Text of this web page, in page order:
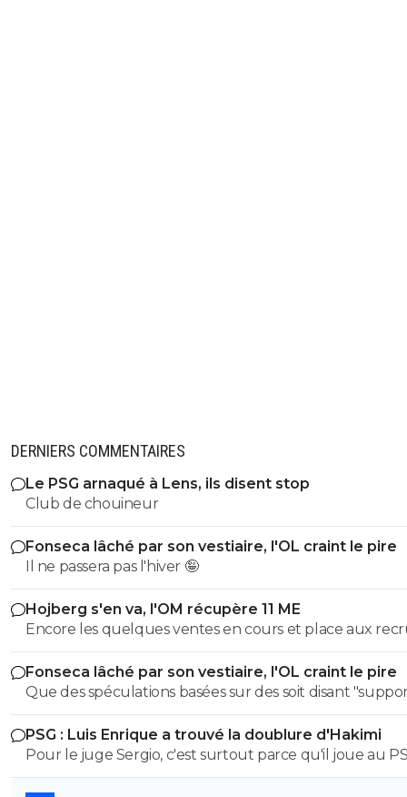
DERNIERS COMMENTAIRES
Le PSG arnaqué à Lens, ils disent stop
Club de chouineur
Fonseca lâché par son vestiaire, l'OL craint le pire
Il ne passera pas l'hiver 🤪
Hojberg s'en va, l'OM récupère 11 ME
Encore les quelques ventes en cours et place aux
maintenant 👊⚽
Fonseca lâché par son vestiaire, l'OL craint le pire
Que des spéculations basées sur des soit disant
de X....
PSG : Luis Enrique a trouvé la doublure d'Hakimi
Pour le juge Sergio, c'est surtout parce qu'il joue au